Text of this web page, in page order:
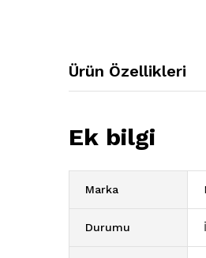
Ürün Özellikleri
Ek bilgi
Marka
Durumu